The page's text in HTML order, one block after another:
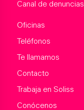
Canal de denuncias
Oficinas
Teléfonos
Te llamamos
Contacto
Trabaja en Soliss
Conócenos